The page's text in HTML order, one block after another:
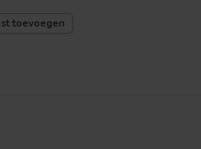
toevoegen